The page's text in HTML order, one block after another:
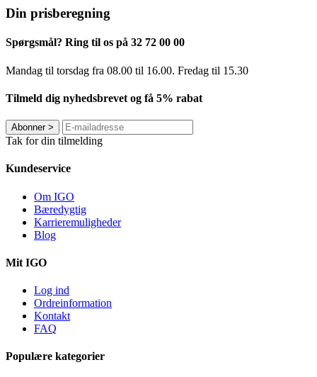
Din prisberegning
Spørgsmål? Ring til os på 32 72 00 00
Mandag til torsdag fra 08.00 til 16.00. Fredag ​​til 15.30
Tilmeld dig nyhedsbrevet og få 5% rabat
Abonner>
Tak for din tilmelding
Kundeservice
Om IGO
Bæredygtig
Karrieremuligheder
Blog
Mit IGO
Log ind
Ordreinformation
Kontakt
FAQ
Populære kategorier